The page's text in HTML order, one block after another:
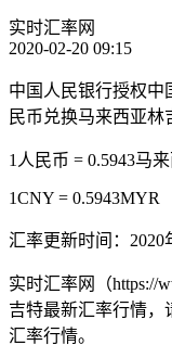
实时汇率网
2020-02-20 09:15
中国人民银行授权中
民币兑换马来西亚林
1人民币 = 0.5943马
1CNY = 0.5943MYR
汇率更新时间：2020
实时汇率网（https://
吉特最新汇率行情，
汇率行情。